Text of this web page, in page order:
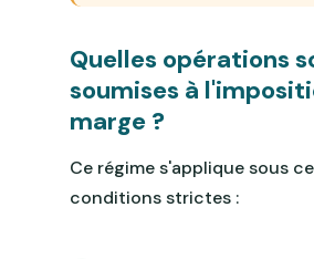
Quelles opérations
soumises à
marge ?
Ce régime s'applique sous
conditions strictes :